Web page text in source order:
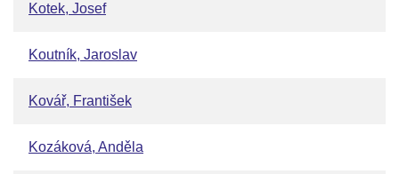
Kotek, Josef
Koutník, Jaroslav
Kovář, František
Kozáková, Anděla